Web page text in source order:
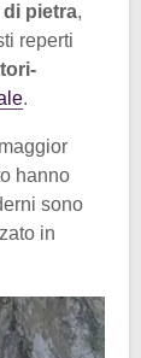
pietra,
reperti
.
hanno
sono
in